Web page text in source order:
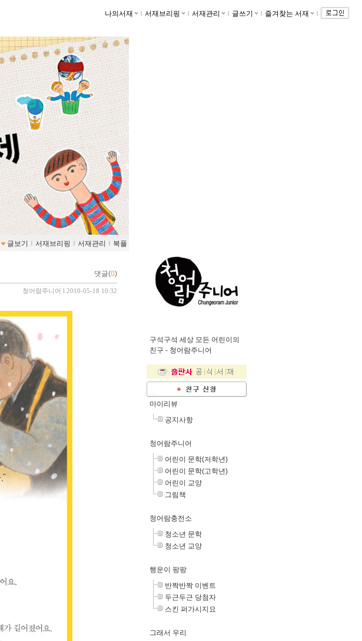
나의서재 ｌ 서재브리핑 ｌ 서재관리 ｌ 글쓰기 ｌ 즐겨찾는 서재 ｌ
글보기 ｌ 서재브리핑 ｌ 서재관리 ｌ 북플
댓글(0)
청어람주니어 l 2010-05-18 10:32
구석구석 세상 모든 어린이의
친구 - 청어람주니어
마이리뷰
공지사항
청어람주니어
어린이 문학(저학년)
어린이 문학(고학년)
어린이 교양
그림책
청어람충전소
청소년 문학
청소년 교양
행운이 팡팡
반짝반짝 이벤트
두근두근 당첨자
스킨 퍼가시지요
그래서 우리